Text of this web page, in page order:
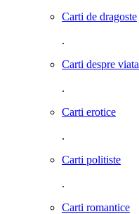
Carti de dragoste
.
Carti despre viata
.
Carti erotice
.
Carti politiste
.
Carti romantice